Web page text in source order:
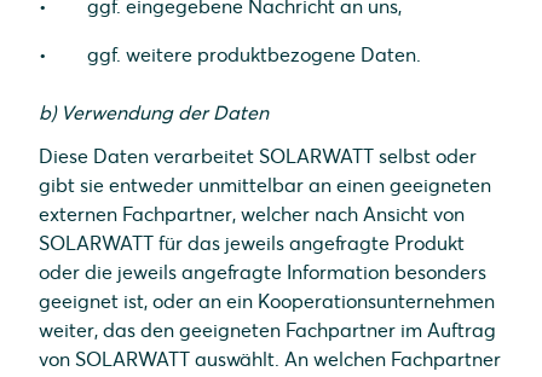
ggf. eingegebene Nachricht an uns,
ggf. weitere produktbezogene Daten.
b) Verwendung der Daten
Diese Daten verarbeitet SOLARWATT selbst oder
gibt sie entweder unmittelbar an einen geeigneten
externen Fachpartner, welcher nach Ansicht von
SOLARWATT für das jeweils angefragte Produkt
oder die jeweils angefragte Information besonders
geeignet ist, oder an ein Kooperationsunternehmen
weiter, das den geeigneten Fachpartner im Auftrag
von SOLARWATT auswählt. An welchen Fachpartner